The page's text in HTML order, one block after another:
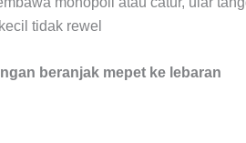
tidak rewel
beranjak mepet ke lebaran